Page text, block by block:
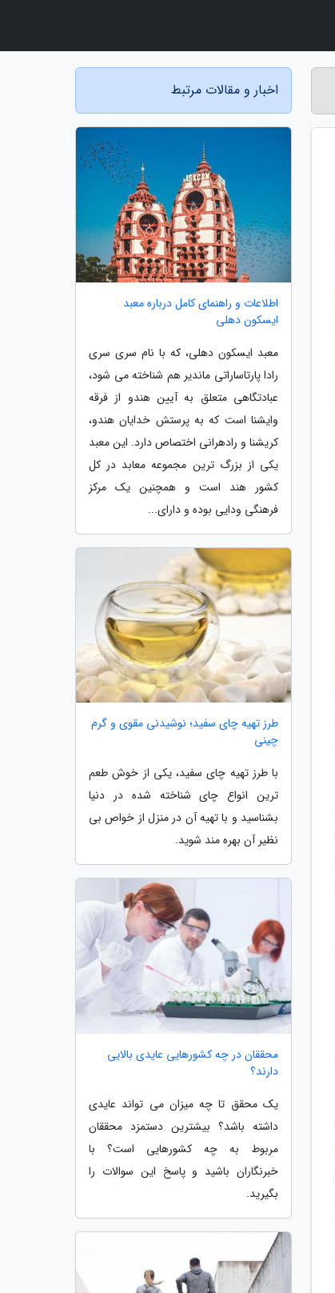
اخبار و مقالات مرتبط
اطلاعات و راهنمای کامل درباره معبد
ایسکون دهلی
معبد ایسکون دهلی، که با نام سری سری
رادا پارتاساراتی ماندیر هم شناخته می شود،
عبادتگاهی متعلق به آیین هندو از فرقه
وایشنا است که به پرستش خدایان هندو،
کریشنا و رادهرانی اختصاص دارد. این معبد
یکی از بزرگ ترین مجموعه معابد در کل
کشور هند است و همچنین یک مرکز
فرهنگی ودایی بوده و دارای...
طرز تهیه چای سفید؛ نوشیدنی مقوی و گرم
چینی
با طرز تهیه چای سفید، یکی از خوش طعم
ترین انواع چای شناخته شده در دنیا
بشناسید و با تهیه آن در منزل از خواص بی
نظیر آن بهره مند شوید.
محققان در چه کشورهایی عایدی بالایی
دارند؟
یک محقق تا چه میزان می تواند عایدی
داشته باشد؟ بیشترین دستمزد محققان
مربوط به چه کشورهایی است؟ با
خبرنگاران باشید و پاسخ این سوالات را
بگیرید.